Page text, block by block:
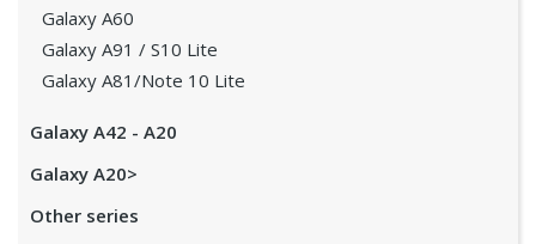
Galaxy A60
Galaxy A91 / S10 Lite
Galaxy A81/Note 10 Lite
Galaxy A42 - A20
Galaxy A20>
Other series